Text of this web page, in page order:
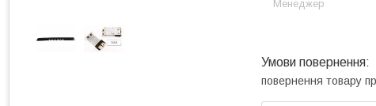
Менеджер
повернення товару